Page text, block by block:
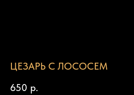
ЦЕЗАРЬ С ЛОСОСЕМ
650 р.